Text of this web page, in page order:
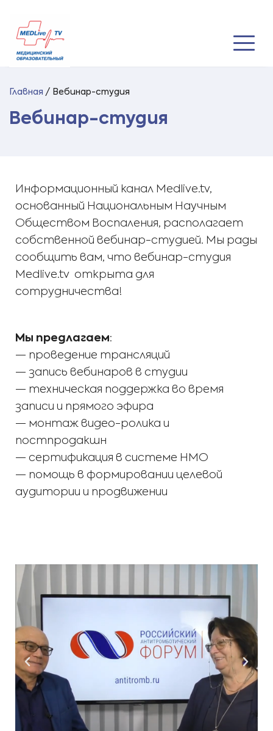
Главная / Вебинар-студия
Вебинар-студия
Информационный канал Medlive.tv,
основанный Национальным Научным
Обществом Воспаления, располагает
собственной вебинар-студией. Мы рады
сообщить вам, что вебинар-студия
Medlive.tv открыта для
сотрудничества!
Мы предлагаем:
— проведение трансляций
— запись вебинаров в студии
— техническая поддержка во время
записи и прямого эфира
— монтаж видео-ролика и
постпродакшн
— сертификация в системе НМО
— помощь в формировании целевой
аудитории и продвижении